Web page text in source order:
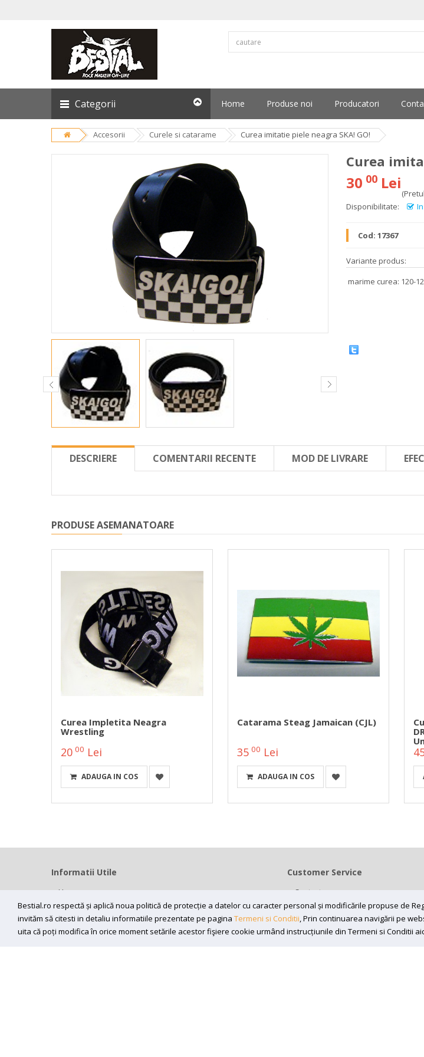
Categorii Home Produse noi Producatori
Accesorii Curele si catarame Curea imitatie piele neagra SKA! GO!
Curea
30 00 Lei
Disponibilitate:
Cod: 17367
Variante produs:
marime curea: 120-
DESCRIERE COMENTARII RECENTE MOD DE LIVRARE
PRODUSE ASEMANATOARE
Curea Impletita Neagra
Wrestling
20 00 Lei
ADAUGA IN COS
Catarama Steag Jamaican (CJL)
35 00 Lei
ADAUGA IN COS
Bestial.ro respectă și aplică noua politică de protecție a datelor cu caracter personal și modificările propuse de
invităm să citesti in detaliu informatiile prezentate pe pagina Termeni si Conditii, Prin continuarea navigării pe
uita că poți modifica în orice moment setările acestor fişiere cookie urmând instrucțiunile din Termeni si Conditii
Informatii Utile
Home
Modalitati livrare
Efectuarea platii
ANPC
Customer Service
Contact
Termeni si conditii
Contul meu